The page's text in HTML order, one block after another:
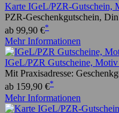
Karte IGeL/PZR-Gutschein,
PZR-Geschenkgutschein,
ab 99,90 €*
Mehr Informationen
IGeL/PZR Gutscheine,
Mit Praxisadresse:
ab 159,90 €*
Mehr Informationen